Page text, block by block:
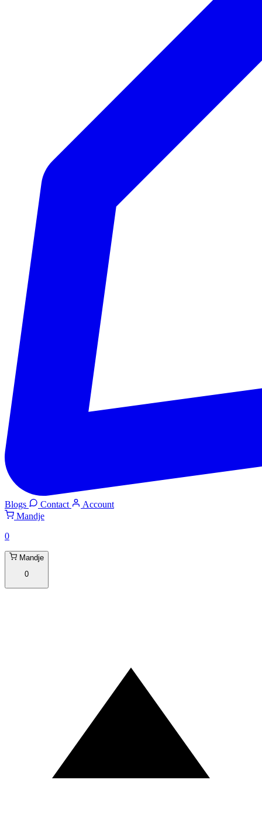
Blogs Contact
Account
Mandje
0
Mandje
0